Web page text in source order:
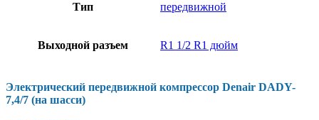
Тип передвижной
Выходной разъем R1 1/2 R1 дюйм
Электрический передвижной компрессор Denair DADY-
7,4/7 (на шасси)